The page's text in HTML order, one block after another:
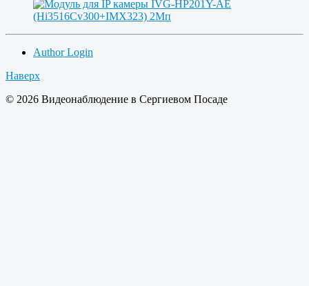
Author Login
Наверх
© 2026 Видеонаблюдение в Сергиевом Посаде